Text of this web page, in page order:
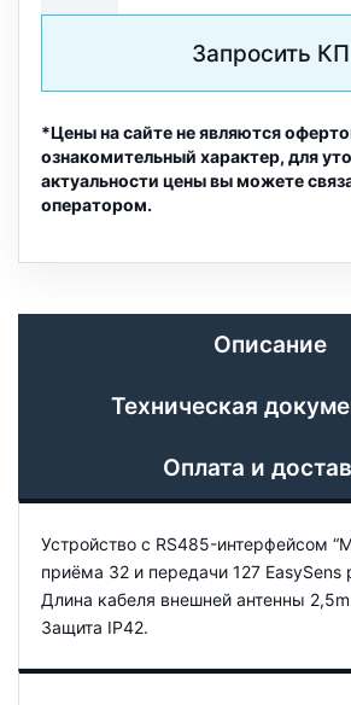
Запросить КП
*Цены на сайте не являются
ознакомительный характер, для
актуальности цены вы можете
оператором.
Описание
Техническая
Оплата и
Устройство с RS485-интерфейсом
приёма 32 и передачи 127 EasySens
Длина кабеля внешней антенны
Защита IP42.